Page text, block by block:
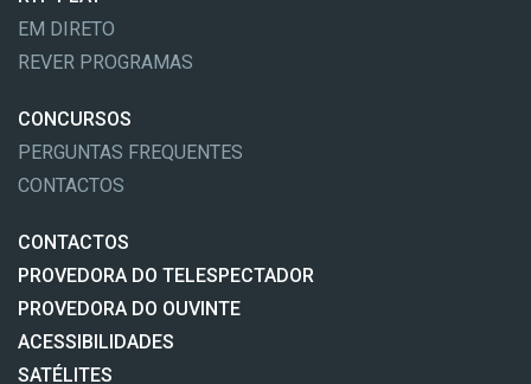
EM DIRETO
REVER PROGRAMAS
CONCURSOS
PERGUNTAS FREQUENTES
CONTACTOS
CONTACTOS
PROVEDORA DO TELESPECTADOR
PROVEDORA DO OUVINTE
ACESSIBILIDADES
SATÉLITES